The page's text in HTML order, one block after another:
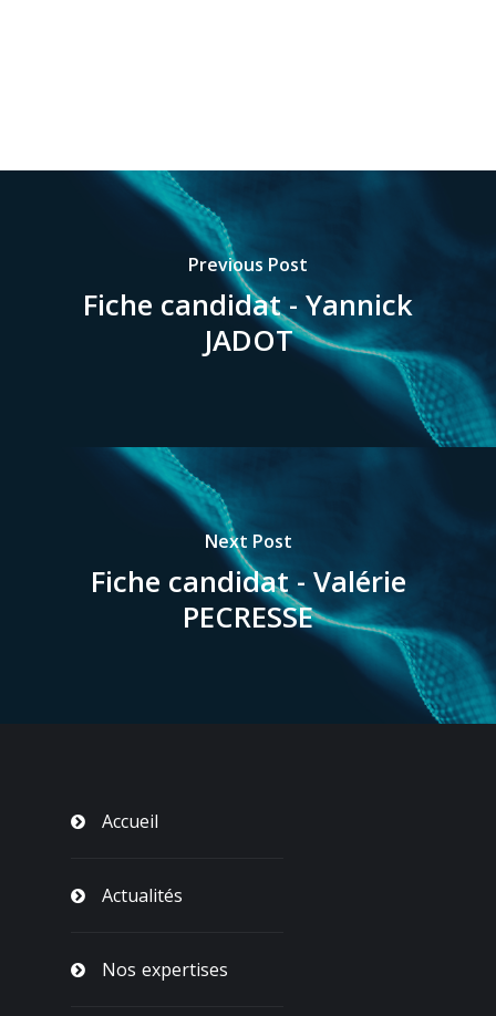
Previous Post
Fiche candidat - Yannick
JADOT
Next Post
Fiche candidat - Valérie
PECRESSE
Accueil
Actualités
Nos expertises